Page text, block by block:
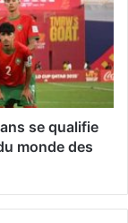
se qualifie
monde des